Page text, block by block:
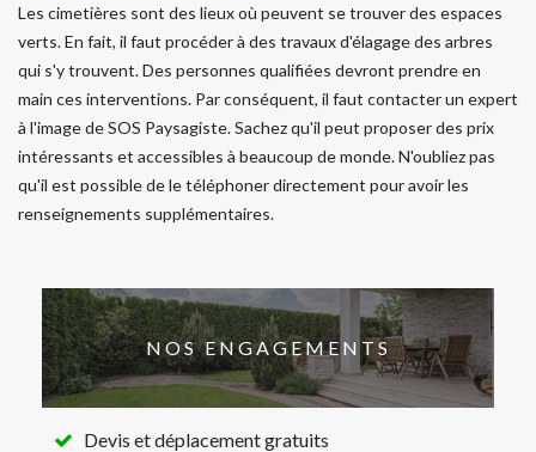
Les cimetières sont des lieux où peuvent se trouver des espaces
verts. En fait, il faut procéder à des travaux d'élagage des arbres
qui s'y trouvent. Des personnes qualifiées devront prendre en
main ces interventions. Par conséquent, il faut contacter un expert
à l'image de SOS Paysagiste. Sachez qu'il peut proposer des prix
intéressants et accessibles à beaucoup de monde. N'oubliez pas
qu'il est possible de le téléphoner directement pour avoir les
renseignements supplémentaires.
NOS ENGAGEMENTS
Devis et déplacement gratuits